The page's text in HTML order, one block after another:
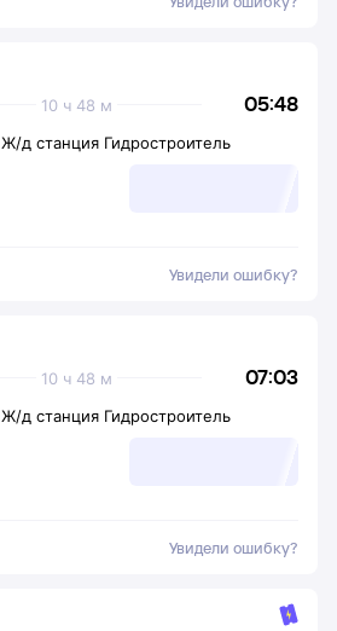
05:48
10 ч 48 м
Ж/д станция Гидростроитель
Увидели ошибку?
07:03
10 ч 48 м
Ж/д станция Гидростроитель
Увидели ошибку?